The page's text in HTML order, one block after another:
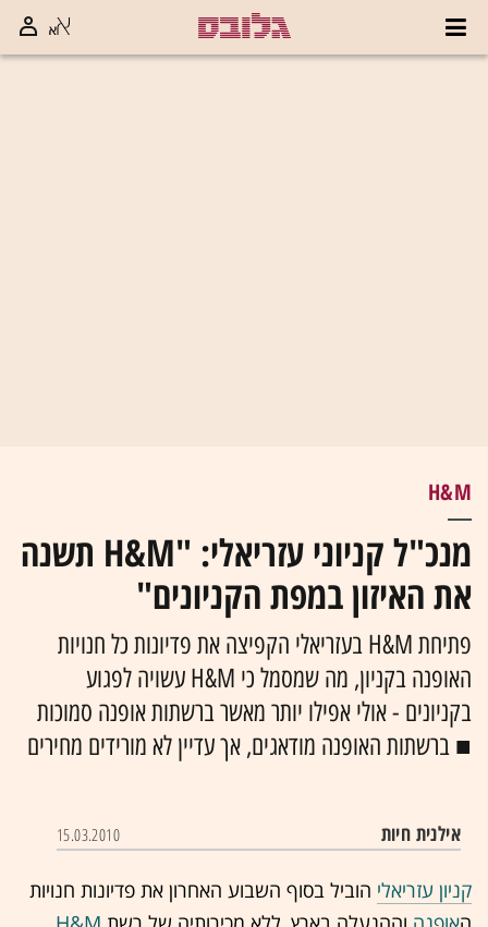
H&M
מנכ"ל קניוני עזריאלי: "H&M תשנה
את האיזון במפת הקניונים"
פתיחת H&M בעזריאלי הקפיצה את פדיונות כל חנויות
האופנה בקניון, מה שמסמל כי H&M עשויה לפגוע
בקניונים - אולי אפילו יותר מאשר ברשתות אופנה סמוכות
■ ברשתות האופנה מודאגים, אך עדיין לא מורידים מחירים
אילנית חיות 15.03.2010
קניון עזריאלי הוביל בסוף השבוע האחרון את פדיונות חנויות